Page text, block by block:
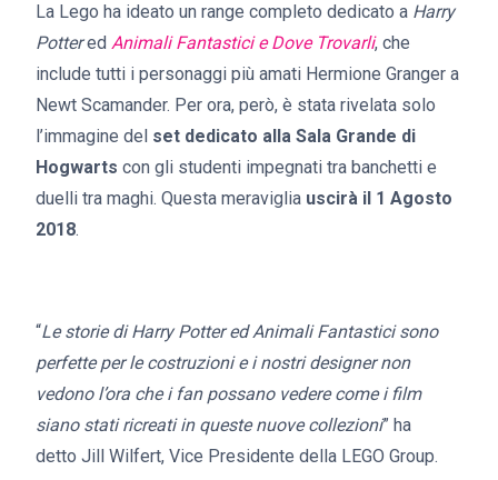
La Lego ha ideato un range completo dedicato a Harry
Pottered Animali Fantastici e Dove Trovarli, che
include tutti i personaggi più amati Hermione Granger a
Newt Scamander. Per ora, però, è stata rivelata solo
l’immagine del set dedicato alla Sala Grande di
Hogwarts con gli studenti impegnati tra banchetti e
duelli tra maghi. Questa meraviglia uscirà il 1 Agosto
2018.
“Le storie di Harry Potter ed Animali Fantastici sono
perfette per le costruzioni e i nostri designer non
vedono l’ora che i fan possano vedere come i film
siano stati ricreati in queste nuove collezioni” ha
detto Jill Wilfert, Vice Presidente della LEGO Group.